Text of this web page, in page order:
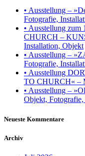
• Ausstellung –
Fotografie,
• Ausstellung
CHURCH –
Installation, Objekt
• Ausstellung –
Fotografie,
• Ausstellung
TO CHURCH« –
• Ausstellung –
Objekt, Fotografie,
Neueste Kommentare
Archiv